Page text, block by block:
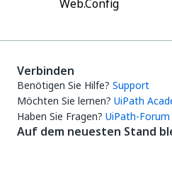
Web.Config
Verbinden
Benötigen Sie Hilfe? Support
Möchten Sie lernen? UiPath
Haben Sie Fragen? UiPath-Forum
Auf dem neuesten Stand